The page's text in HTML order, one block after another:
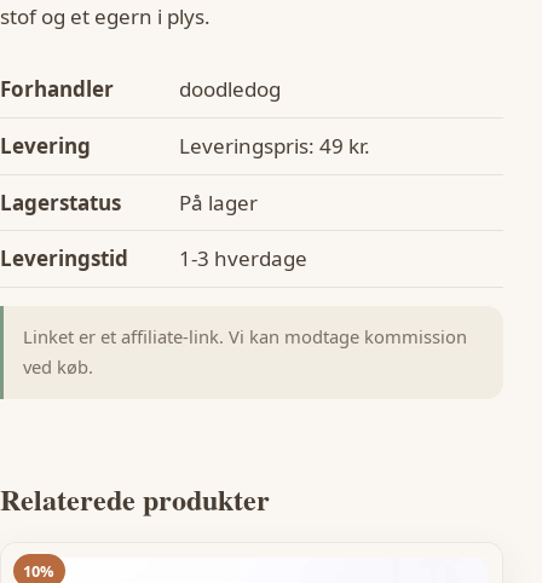
stof og et egern i plys.
Forhandler doodledog
Levering Leveringspris: 49 kr.
Lagerstatus På lager
Leveringstid 1-3 hverdage
Linket er et affiliate-link. Vi kan modtage kommission
ved køb.
Relaterede produkter
10%